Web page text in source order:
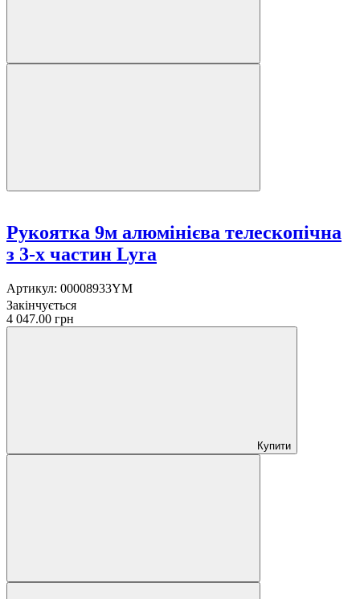
Рукоятка 9м алюмінієва телескопічна
з 3-х частин Lyra
Артикул: 00008933YM
Закінчується
4 047.00 грн
Купити